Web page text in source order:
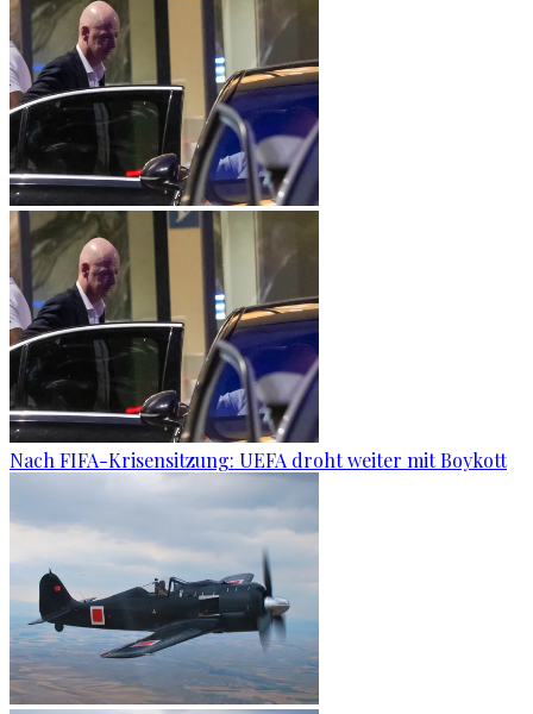
Nach FIFA-Krisensitzung: UEFA droht weiter mit Boykott